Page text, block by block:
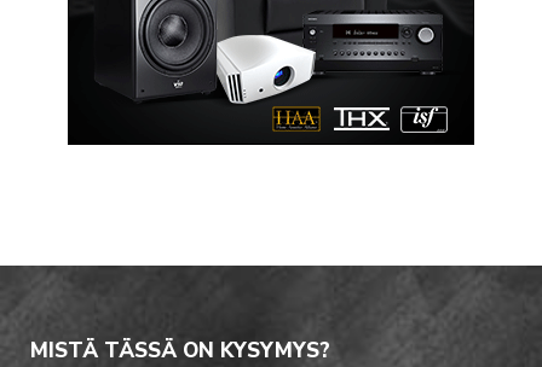
MISTÄ TÄSSÄ ON KYSYMYS?